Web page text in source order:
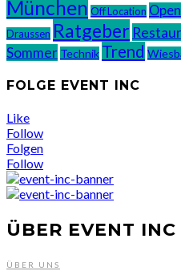
München Off Location
Draussen Ratgeber
Sommer Technik Trend
FOLGE EVENT INC
Like
Follow
Folgen
Follow
ÜBER EVENT INC
ÜBER UNS